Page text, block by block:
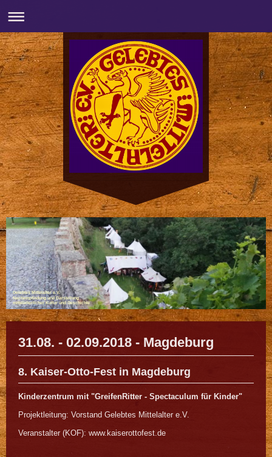
Gelebtes Mittelalter e.V.
Nachempfindung und Darstellung
mittelalterlicher Kultur und Geschichte
31.08. - 02.09.2018 - Magdeburg
8. Kaiser-Otto-Fest in Magdeburg
Kinderzentrum mit "GreifenRitter - Spectaculum für Kinder"
Projektleitung: Vorstand Gelebtes Mittelalter e.V.
Veranstalter (KOF): www.kaiserottofest.de